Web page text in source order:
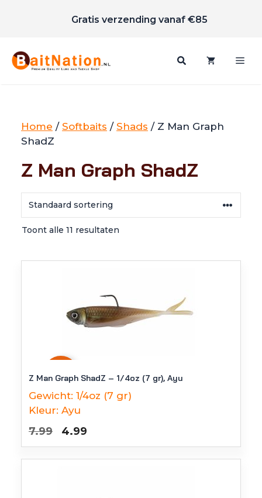
inhoud
Gratis verzending vanaf €85
Home / Softbaits / Shads / Z Man Graph
ShadZ
Z Man Graph ShadZ
Toont alle 11 resultaten
38
Z Man Graph ShadZ – 1/4oz (7 gr), Ayu
Gewicht: 1/4oz (7 gr)
Kleur: Ayu
7.99
Oorspronkelijke
prijs
was:
4.99
prijs
is: